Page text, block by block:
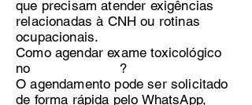
que precisam atender exigências
relacionadas à CNH ou rotinas
ocupacionais.
Como agendar exame toxicológico
no ?
O agendamento pode ser solicitado
de forma rápida pelo WhatsApp,